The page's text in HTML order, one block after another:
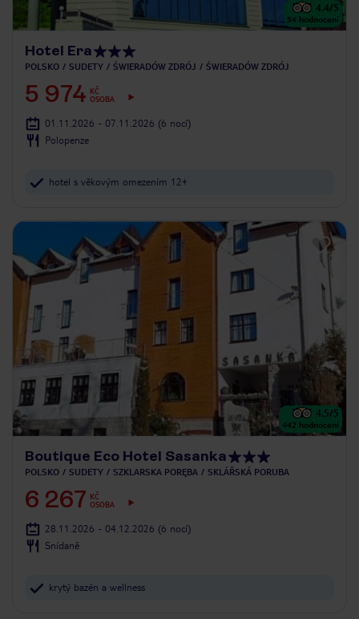
4.4/5
54 hodnocení
Hotel Era
POLSKO SUDETY ŚWIERADÓW ZDRÓJ ŚWIERADÓW ZDRÓJ
5 974 KČ
OSOBA
01.11.2026 - 07.11.2026 (6 nocí)
Polopenze
hotel s věkovým omezením 12+
4.5/5
442 hodnocení
Boutique Eco Hotel Sasanka
POLSKO SUDETY SZKLARSKA PORĘBA SKLÁŘSKÁ PORUBA
6 267 KČ
OSOBA
28.11.2026 - 04.12.2026 (6 nocí)
Snídaně
krytý bazén a wellness